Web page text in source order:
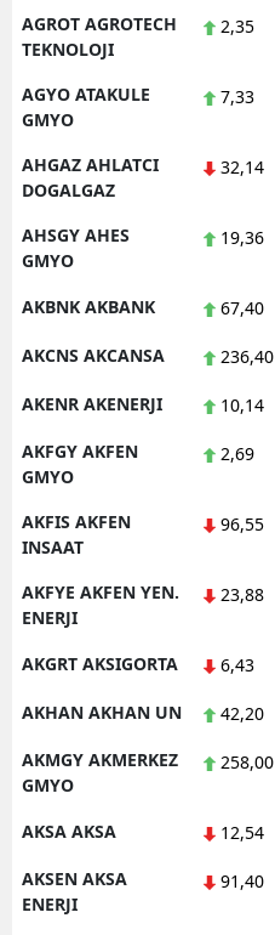
AGROT AGROTECH
TEKNOLOJI
2,35
AGYO ATAKULE
GMYO
7,33
AHGAZ AHLATCI
DOGALGAZ
32,14
AHSGY AHES
GMYO
19,36
AKBNK AKBANK 67,40
AKCNS AKCANSA 236,40
AKENR AKENERJI 10,14
AKFGY AKFEN
GMYO
2,69
AKFIS AKFEN
INSAAT
96,55
AKFYE AKFEN YEN.
ENERJI
23,88
AKGRT AKSIGORTA 6,43
AKHAN AKHAN UN 42,20
AKMGY AKMERKEZ
GMYO
258,00
AKSA AKSA 12,54
AKSEN AKSA
ENERJI
91,40